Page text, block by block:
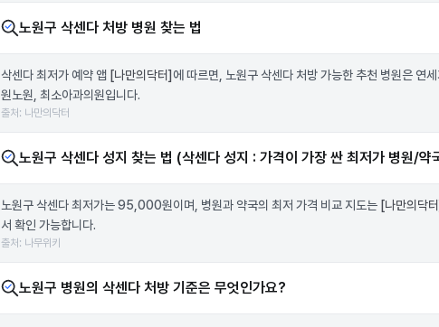
노원구 삭센다 처방 병원 찾는 법
삭센다 최저가 예약 앱 [나만의닥터] 에 따르면, 노원구 삭센다 처방 가능한 추천 병원은 연세
원노원, 최소아과의원입니다.
출처: 나만의닥터
노원구 삭센다 성지 찾는 법 (삭센다 성지 : 가격이 가장 싼 최저가 병원/약
노원구 삭센다 최저가는 95,000원이며, 병원과 약국의 최저 가격 비교 지도는 [나만의닥
서 확인 가능합니다.
출처: 나무위키
노원구 병원의 삭센다 처방 기준은 무엇인가요?